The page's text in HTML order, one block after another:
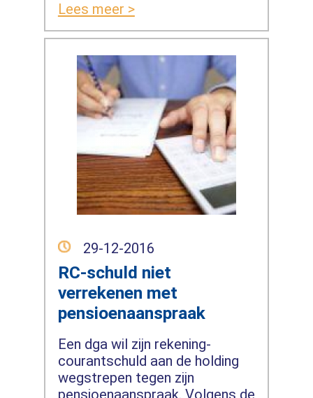
Lees meer >
29-12-2016
RC-schuld niet
verrekenen met
pensioenaanspraak
Een dga wil zijn rekening-
courantschuld aan de holding
wegstrepen tegen zijn